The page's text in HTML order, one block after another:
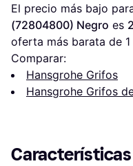
El precio más bajo
(72804800) Negro es
oferta más barata de 1
Comparar:
Hansgrohe Grifos
Hansgrohe Grifos
Características